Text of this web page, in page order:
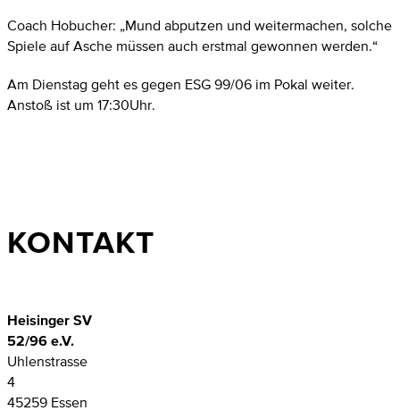
Coach Hobucher: „Mund abputzen und weitermachen, solche
Spiele auf Asche müssen auch erstmal gewonnen werden.“
Am Dienstag geht es gegen ESG 99/06 im Pokal weiter.
Anstoß ist um 17:30Uhr.
KONTAKT
Heisinger SV
52/96 e.V.
Uhlenstrasse
4
45259 Essen